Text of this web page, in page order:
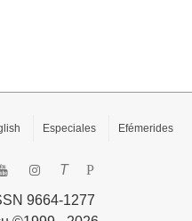
Especiales Efémerides
T P
9664-1277